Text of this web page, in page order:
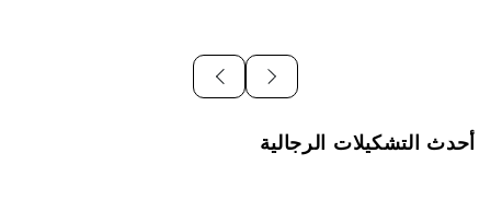
أحدث التشكيلات الرجالية